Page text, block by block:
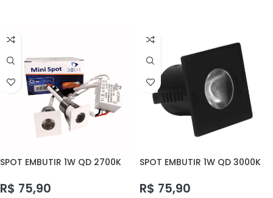
SPOT EMBUTIR 1W QD 2700K
R$ 75,90
SPOT EMBUTIR 1W QD 3000K
R$ 75,90